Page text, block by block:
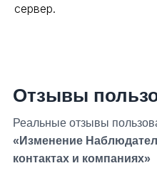
сервер.
Отзывы
Реальные отзывы
«Изменение
контактах и компаниях»